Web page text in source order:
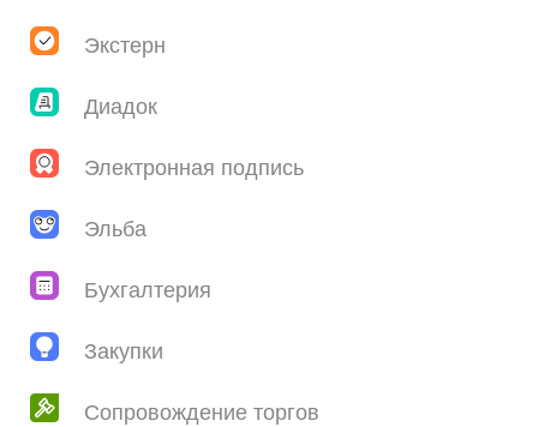
Экстерн
Диадок
Электронная подпись
Эльба
Бухгалтерия
Закупки
Сопровождение торгов